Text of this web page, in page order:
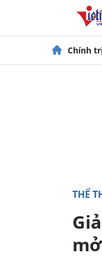
Chính
THỂ